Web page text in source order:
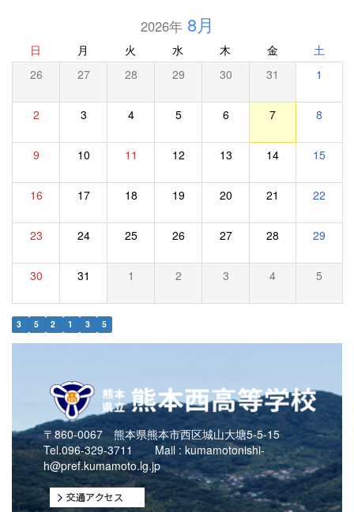
2026年8月
日 月 火 水 木 金 土
26 27 28 29 30 31 1
2 3 4 5 6 7 8
9 10 11 12 13 14 15
16 17 18 19 20 21 22
23 24 25 26 27 28 29
30 31 1 2 3 4 5
3 5 2 1 3 5
〒860-0067 熊本県熊本市西区城山大塘5-5-15
Tel.096-329-3711 Mail : kumamotonishi-
h@pref.kumamoto.lg.jp